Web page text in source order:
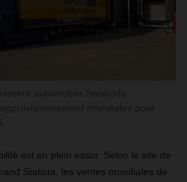
est en plein essor. Selon le site de
Statista, les ventes mondiales de